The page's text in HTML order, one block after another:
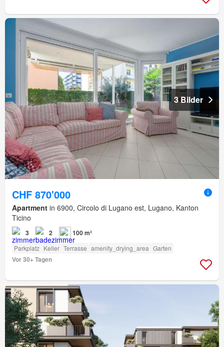
3 Bilder
CHF 870'000
Apartment in 6900, Circolo di Lugano est, Lugano, Kanton
Ticino
3 2 100 m²
Parkplatz Keller Terrasse amenity_drying_area Garten
Vor 30+ Tagen